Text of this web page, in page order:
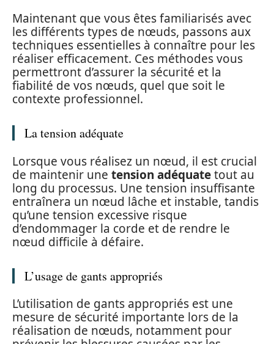
Maintenant que vous êtes familiarisés avec
les différents types de nœuds, passons aux
techniques essentielles à connaître pour les
réaliser efficacement. Ces méthodes vous
permettront d’assurer la sécurité et la
fiabilité de vos nœuds, quel que soit le
contexte professionnel.
La tension adéquate
Lorsque vous réalisez un nœud, il est crucial
de maintenir une tension adéquatetout au
long du processus. Une tension insuffisante
entraînera un nœud lâche et instable, tandis
qu’une tension excessive risque
d’endommager la corde et de rendre le
nœud difficile à défaire.
L’usage de gants appropriés
L’utilisation de gants appropriés est une
mesure de sécurité importante lors de la
réalisation de nœuds, notamment pour